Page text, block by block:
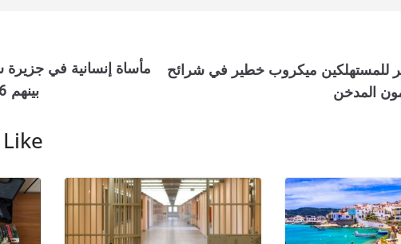
بينهم 6 أطفال خلال عملية إنقاذ
للمستهلكين ميكروب خطير في شرائح
المدخن